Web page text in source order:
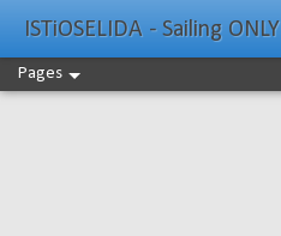
ISTiOSELIDA - Sailing ONLY
Pages